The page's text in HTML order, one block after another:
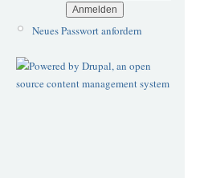
Neues Passwort anfordern